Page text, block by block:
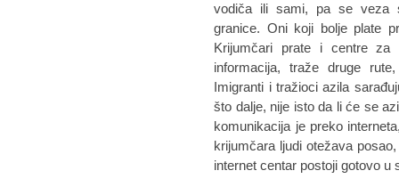
vodiča ili sami, pa se veza
granice. Oni koji bolje plate
Krijumčari prate i centre
informacija, traže druge
Imigranti i tražioci azila
što dalje, nije isto da li će se
komunikacija je preko
krijumčara ljudi otežava
internet centar postoji gotovo